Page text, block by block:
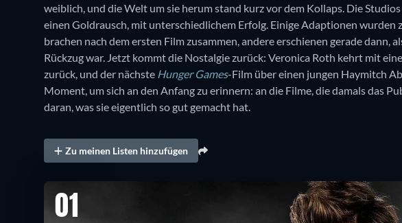
weiblich, und die Welt um sie herum stand kurz vor dem Kollaps. Die
einen Goldrausch, mit unterschiedlichem Erfolg. Einige Adaptionen wurden
brachen nach dem ersten Film zusammen, andere erschienen gerade dann,
Rückzug war. Jetzt kommt die Nostalgie zurück: Veronica Roth kehrt mit
zurück, und der nächste Hunger Games-Film über einen jungen Haymitch
Moment, um sich an den Anfang zu erinnern: an die Filme, die damals das
daran, was sie eigentlich so gut gemacht hat.
Zu meinen Listen hinzufügen
01